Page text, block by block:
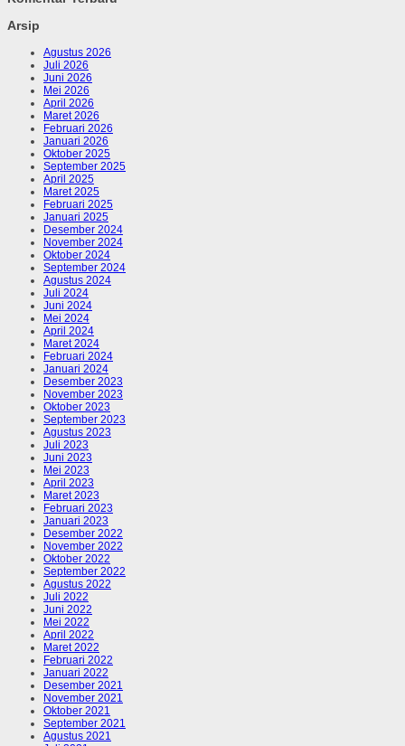
Arsip
Agustus 2026
Juli 2026
Juni 2026
Mei 2026
April 2026
Maret 2026
Februari 2026
Januari 2026
Oktober 2025
September 2025
April 2025
Maret 2025
Februari 2025
Januari 2025
Desember 2024
November 2024
Oktober 2024
September 2024
Agustus 2024
Juli 2024
Juni 2024
Mei 2024
April 2024
Maret 2024
Februari 2024
Januari 2024
Desember 2023
November 2023
Oktober 2023
September 2023
Agustus 2023
Juli 2023
Juni 2023
Mei 2023
April 2023
Maret 2023
Februari 2023
Januari 2023
Desember 2022
November 2022
Oktober 2022
September 2022
Agustus 2022
Juli 2022
Juni 2022
Mei 2022
April 2022
Maret 2022
Februari 2022
Januari 2022
Desember 2021
November 2021
Oktober 2021
September 2021
Agustus 2021